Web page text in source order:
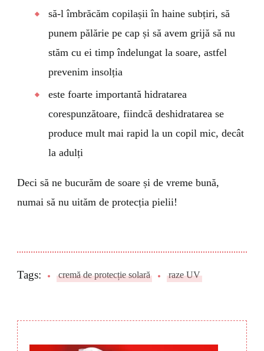
să-l îmbrăcăm copilașii în haine subțiri, să
punem pălărie pe cap și să avem grijă să nu
stăm cu ei timp îndelungat la soare, astfel
prevenim insolția
este foarte importantă hidratarea
corespunzătoare, fiindcă deshidratarea se
produce mult mai rapid la un copil mic, decât
la adulți
Deci să ne bucurăm de soare și de vreme bună,
numai să nu uităm de protecția pielii!
Tags: cremă de protecție solară raze UV